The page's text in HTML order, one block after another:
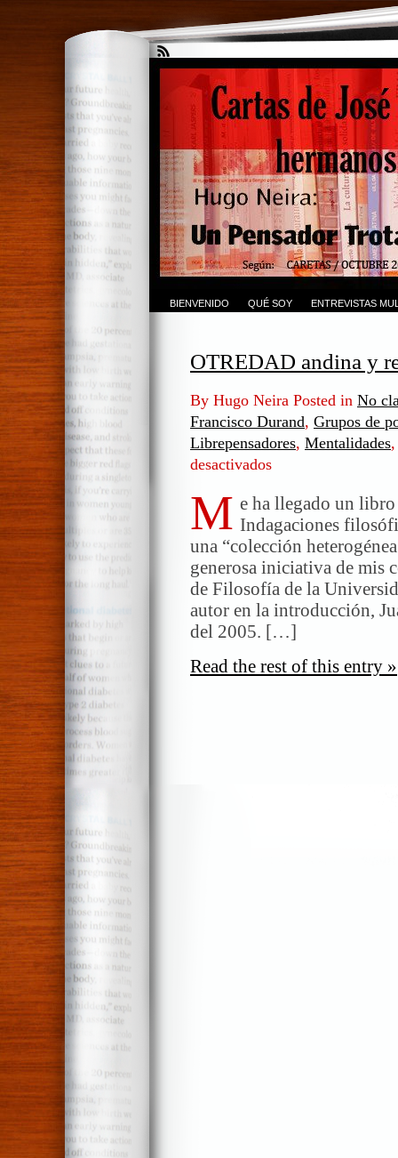
BIENVENIDO QUÉ SOY ENTREVISTAS
OTREDAD andina y
By Hugo Neira Posted in No
Francisco Durand, Grupos de
Librepensadores, Mentalidades
desactivados
andina
reflexiones
de
Juan
Abugattás
M e ha llegado un
Indagaciones
una “colección
generosa iniciativa de mis
de Filosofía de la
autor en la introducción,
del 2005. […]
Read the rest of this entry »